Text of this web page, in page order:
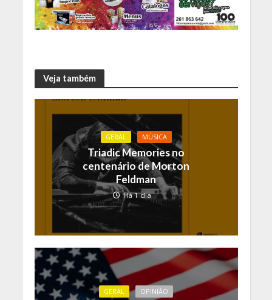
Veja também
GERAL MÚSICA
Triadic Memories no
centenário de Morton
Feldman
Há 1 dia
GERAL OPINIÃO